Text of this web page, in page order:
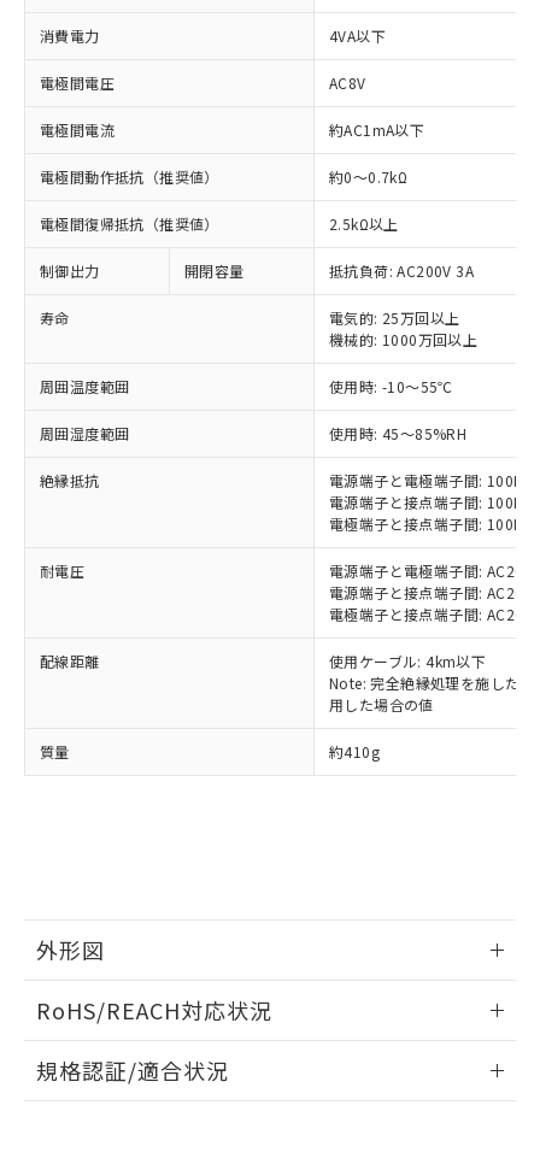
消費電力 4VA以下
電極間電圧 AC8V
電極間電流 約AC1mA以下
電極間動作抵抗（推奨値） 約0～0.7kΩ
電極間復帰抵抗（推奨値） 2.5kΩ以上
制御出力 開閉容量 抵抗負荷: AC200V 3A
寿命
電気的: 25万回以上
機械的: 1000万回以上
周囲温度範囲 使用時: -10～55℃
周囲湿度範囲 使用時: 45～85%RH
絶縁抵抗
電源端子と電極端子間:
電源端子と接点端子間:
電極端子と接点端子間:
耐電圧
電源端子と電極端子間:
電源端子と接点端子間:
電極端子と接点端子間:
配線距離
使用ケーブル: 4km以下
Note: 完全絶縁処理を施した
用した場合の値
質量 約410g
外形図
RoHS/REACH対応状況
61F-INL AC110/220 4KMのRoHS対応状況については、営業
規格認証/適合状況
ご利用条件
以下の条件をお読みいただき、同意のうえ
本サービスは、当社制御機器事業取扱
商品の当社在庫状況および標準価格
(税抜)を提供させていただくもので
本サービスの対象外となる商品もある
ことをご了承ください。
在庫状況および標準価格照会結果は、
記載している更新日時点での社内デー
タに基づき作成されるものであり、閲
覧された時点での実際の在庫および標
準価格とは異なる場合があることをご
様のお取引先、またはお客様担当のオ
ムロン制御機器販売店・当社販売員に
オムロン制御機器販売店や当社販売拠
販売ネットワーク
」をご確認
ください。
お客様が当ウェブサイト上で当社にご
登録された部品リストについて、当社
および当社の共同利用者が、当社の製
品・サービスに関するお客様との取
引・商談に必要な範囲で利用すること
対応済み：EU RoHS指令（10物質）の
非含有に対応した製品が提供可能な商品で
対応予定：EU RoHS指令（10物質）の非含
商品です。
対応予定なし：EU RoHS指令（10物質）の
非含有に非対応の商品で、対応品を出す予
定はありません。
調査・確認中：EU RoHS指令（10物質）の
非含有の対応状況を調査中または確認中の
非該当品：ライセンス料など無形物で、有
害物質有無と関係のない商品です。
仕入先様の事情により、非含有部品として
いたものが、含有品と判明した場合などや
鉛(Pb) 1000ppm以下、 水銀(Hg) 1000ppm以下、 カド
六価クロム(Cr(Ⅵ)) 1000ppm以下、ポリ臭化ビフェニル
類(PBB) 1000ppm以下、ポリ臭化ジフェニルエーテル類
(PBDE) 1000ppm以下、フタル酸ビス(2-エチルヘキシ
ル) (DEHP)(別名：DOP) 1000ppm以下、フタル酸ブチ
ルベンジル（BBP） 1000ppm以下、フタル酸ジブチル
（DBP） 1000ppm以下、フタル酸ジイソブチル
但し、RoHS指令で産業用監視および制御機器に対する
フタル酸エステル類の４物質については閾値を超える意
図的な使用がないことを確認しています。
※3 非含有証明書ダウンロード
とができます。
「○」：最大均質材料含有率が中国RoHSの
基準値以下であることを示します。
「×」：最大均質材料含有率が中国RoHSの
基準値を超えていることを示します。
「－」：未確認です。当社販売部門へお問
い合わせください。
Cr(Ⅵ)(六価クロム) : 1000ppm、 PBBs(ポリ臭化ビフェ
ニル類) : 1000ppm、 PBDEs(ポリ臭化ジフェニルエーテ
イソブチル) : 1000ppm、 BBP(フタル酸ブチルベンジ
DEHP(フタル酸ビス(2-エチルヘキシル)) : 1000ppm
※2 環境保護使用期限
及ぼさない年数を意味します。
「－」：未確認です。当社販売部門へお問
い合わせください。
当社は、これら貴社製品のうち、外国
為替および外国貿易法に定める商品
（以下｢規制貨物等」という）を輸出
または国外への提供する場合は、日本
国政府の輸出許可(または役務取引許
可)を取得するなどの必要な手続きを
当社は規制貨物を破棄する場合は、完
いよう必要な手段を講じます。
当社は貴社製品を、核兵器、ミサイ
ル、化学兵器、生物兵器またはその他
武器並びにこれらの製造装置等に一切
使用いたしません。
り引きをいたしません。
合意する
一定数以上の在庫あり
一定数には満たないが在庫あり
在庫なし(最新の在庫状況につ
いては、お客様のお取引先、ま
たはお客様担当のオムロン制御